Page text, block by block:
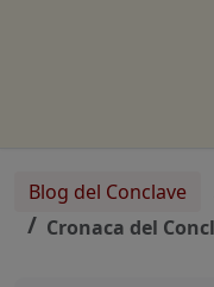
Blog del Conclave
Cronaca del